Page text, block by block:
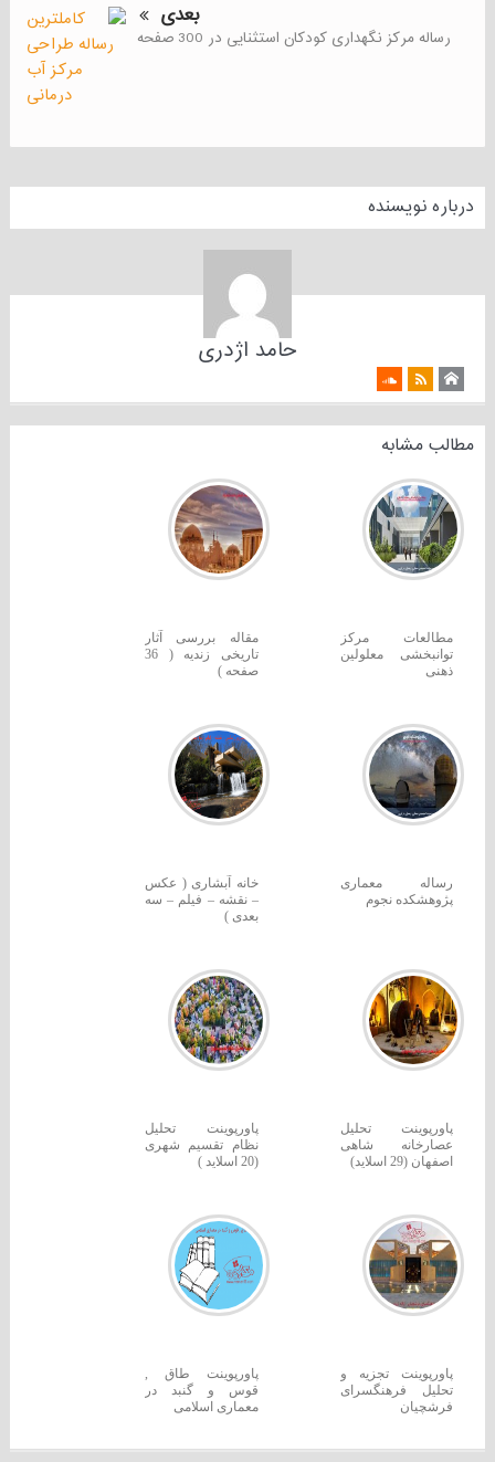
بعدی
رساله مرکز نگهداری کودکان استثنایی در 300 صفحه
درباره نویسنده
حامد اژدری
مطالب مشابه
مطالعات مرکز
توانبخشی معلولین
ذهنی
مقاله بررسی آثار
تاریخی زندیه ( 36
صفحه )
رساله معماری
پژوهشکده نجوم
خانه آبشاری ( عکس
– نقشه – فیلم – سه
بعدی )
پاورپوینت تحلیل
عصارخانه شاهی
اصفهان (29 اسلاید)
پاورپوینت تحلیل
نظام تقسیم شهری
(20 اسلاید )
پاورپوینت تجزیه و
تحلیل فرهنگسرای
فرشچیان
پاورپوینت طاق ,
قوس و گنبد در
معماری اسلامی